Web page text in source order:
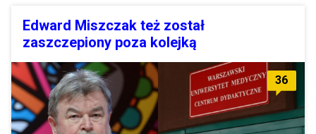
Edward Miszczak też został
zaszczepiony poza kolejką
36